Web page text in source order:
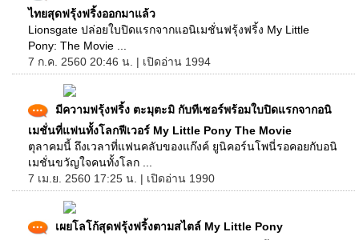
ไทยสุดฟรุ้งฟริ้งออกมาแล้ว
Lionsgate ปล่อยใบปิดแรกจากแอนิเมชั่นฟรุ้งฟริ้ง My Little
Pony: The Movie ...
7 ก.ค. 2560 20:46 น. | เปิดอ่าน 1994
มีความฟรุ้งฟริ้ง ตะมุตะมิ กับทีเซอร์พร้อมใบปิดแรกจากอนิ
เมชั่นที่แฟนทั้งโลกฟีเวอร์ My Little Pony The Movie
ตุลาคมนี้ ถึงเวลาที่แฟนคลับของแก๊งค์ ยูนิคอร์นโพนี่รอคอยกับอนิ
เมชั่นขวัญใจคนทั้งโลก ...
7 เม.ย. 2560 17:25 น. | เปิดอ่าน 1990
เผยโลโก้สุดฟรุ้งฟริ้งตามสไตล์ My Little Pony